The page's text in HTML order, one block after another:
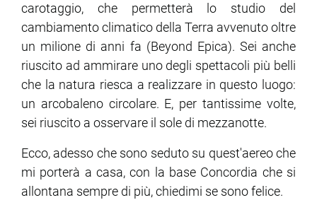
carotaggio, che permetterà lo studio del
cambiamento climatico della Terra avvenuto oltre
un milione di anni fa (Beyond Epica). Sei anche
riuscito ad ammirare uno degli spettacoli più belli
che la natura riesca a realizzare in questo luogo:
un arcobaleno circolare. E, per tantissime volte,
sei riuscito a osservare il sole di mezzanotte.
Ecco, adesso che sono seduto su quest'aereo che
mi porterà a casa, con la base Concordia che si
allontana sempre di più, chiedimi se sono felice.